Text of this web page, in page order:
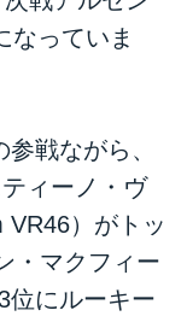
なっていま
戦ながら、
ィーノ・ヴ
VR46）がトッ
・マクフィー
位にルーキー